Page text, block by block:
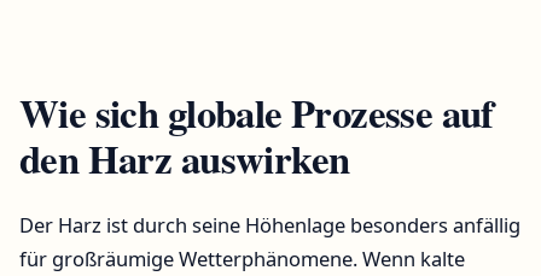
Wie sich globale Prozesse auf
den Harz auswirken
Der Harz ist durch seine Höhenlage besonders anfällig
für großräumige Wetterphänomene. Wenn kalte